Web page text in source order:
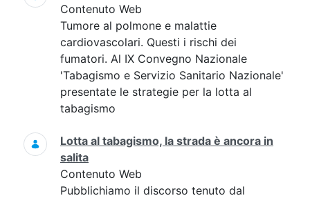
Contenuto Web
Tumore al polmone e malattie
cardiovascolari. Questi i rischi dei
fumatori. Al IX Convegno Nazionale
'Tabagismo e Servizio Sanitario Nazionale'
presentate le strategie per la lotta al
tabagismo
Lotta al tabagismo, la strada è ancora in
salita
Contenuto Web
Pubblichiamo il discorso tenuto dal